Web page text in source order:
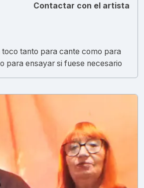
Contactar con el artista
tanto para cante como para
para ensayar si fuese necesario